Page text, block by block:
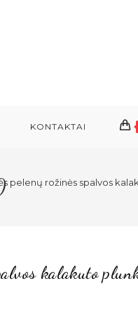
KONTAKTAI
pelenų rožinės spalvos
kalakuto